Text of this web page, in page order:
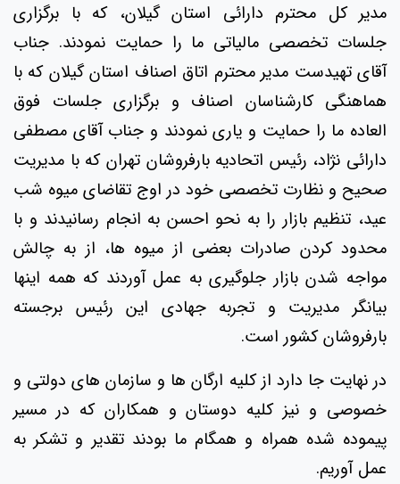
مدیر کل محترم دارائی استان گیلان، که با برگزاری
جلسات تخصصی مالیاتی ما را حمایت نمودند. جناب
آقای تهیدست مدیر محترم اتاق اصناف استان گیلان که با
هماهنگی کارشناسان اصناف و برگزاری جلسات فوق
العاده ما را حمایت و یاری نمودند و جناب آقای مصطفی
دارائی نژاد، رئیس اتحادیه بارفروشان تهران که با مدیریت
صحیح و نظارت تخصصی خود در اوج تقاضای میوه شب
عید، تنظیم بازار را به نحو احسن به انجام رسانیدند و با
محدود کردن صادرات بعضی از میوه ها، از به چالش
مواجه شدن بازار جلوگیری به عمل آوردند که همه اینها
بیانگر مدیریت و تجربه جهادی این رئیس برجسته
بارفروشان کشور است.
در نهایت جا دارد از کلیه ارگان ها و سازمان های دولتی و
خصوصی و نیز کلیه دوستان و همکاران که در مسیر
پیموده شده همراه و همگام ما بودند تقدیر و تشکر به
عمل آوریم.